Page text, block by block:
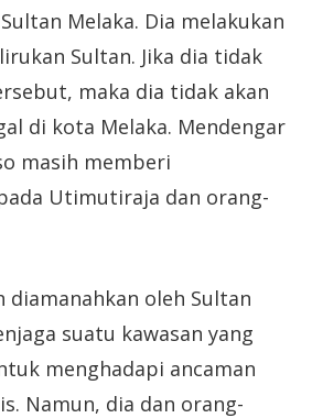
Melaka. Dia melakukan
Sultan. Jika dia tidak
maka dia tidak akan
di kota Melaka. Mendengar
masih memberi
Utimutiraja dan orang-
oleh Sultan
suatu kawasan yang
menghadapi ancaman
Namun, dia dan orang-